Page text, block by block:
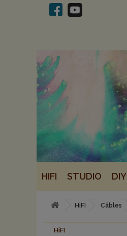
HIFI STUDIO DIY
HiFI Câbles
HiFI